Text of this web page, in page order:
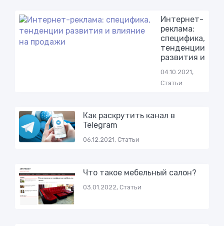
Интернет-
реклама:
специфика,
тенденции
развития и
04.10.2021,
Статьи
Как раскрутить канал в
Telegram
06.12.2021, Статьи
Что такое мебельный салон?
03.01.2022, Статьи